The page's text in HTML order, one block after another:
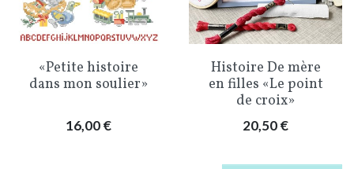
«Petite histoire
dans mon soulier»
Prix
16,00 €
Histoire De mère
en filles «Le point
de croix»
Prix
20,50 €